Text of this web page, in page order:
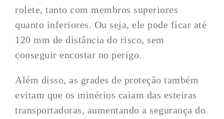
rolete, tanto com membros superiores
quanto inferiores. Ou seja, ele pode ficar até
120 mm de distância do risco, sem
conseguir encostar no perigo.
Além disso, as grades de proteção também
evitam que os minérios caiam das esteiras
transportadoras, aumentando a segurança do